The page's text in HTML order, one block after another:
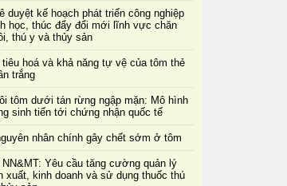
duyệt kế hoạch phát triển công nghiệp
học, thúc đẩy đổi mới lĩnh vực chăn
thú y và thủy sản
tiêu hoá và khả năng tự vệ của tôm thẻ
trắng
tôm dưới tán rừng ngập mặn: Mô hình
sinh tiến tới chứng nhận quốc tế
nhân chính gây chết sớm ở tôm
NN&MT: Yêu cầu tăng cường quản lý
xuất, kinh doanh và sử dụng thuốc thú